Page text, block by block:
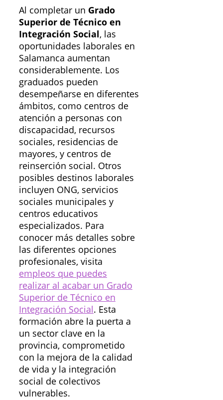
Al completar un Grado
Superior de Técnico en
Integración Social, las
oportunidades laborales en
Salamanca aumentan
considerablemente. Los
graduados pueden
desempeñarse en diferentes
ámbitos, como centros de
atención a personas con
discapacidad, recursos
sociales, residencias de
mayores, y centros de
reinserción social. Otros
posibles destinos laborales
incluyen ONG, servicios
sociales municipales y
centros educativos
especializados. Para
conocer más detalles sobre
las diferentes opciones
profesionales, visita
empleos que puedes
realizar al acabar un Grado
Superior de Técnico en
Integración Social. Esta
formación abre la puerta a
un sector clave en la
provincia, comprometido
con la mejora de la calidad
de vida y la integración
social de colectivos
vulnerables.